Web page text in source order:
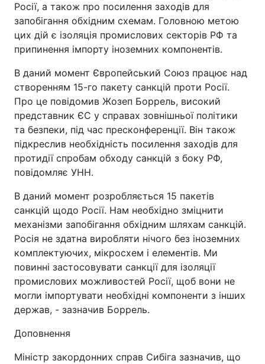
Росії, а також про посилення заходів для
запобігання обхідним схемам. Головною метою
цих дій є ізоляція промислових секторів РФ та
припинення імпорту іноземних компонентів.
В даний момент Європейський Союз працює над
створенням 15-го пакету санкцій проти Росії.
Про це повідомив Жозеп Боррель, високий
представник ЄС у справах зовнішньої політики
та безпеки, під час пресконференції. Він також
підкреслив необхідність посилення заходів для
протидії спробам обходу санкцій з боку РФ,
повідомляє УНН.
В даний момент розробляється 15 пакетів
санкцій щодо Росії. Нам необхідно зміцнити
механізми запобігання обхідним шляхам санкцій.
Росія не здатна виробляти нічого без іноземних
комплектуючих, мікросхем і елементів. Ми
повинні застосовувати санкції для ізоляції
промислових можливостей Росії, щоб вони не
могли імпортувати необхідні компоненти з інших
держав, - зазначив Боррель.
Доповнення
Міністр закордонних справ Сибіга зазначив, що